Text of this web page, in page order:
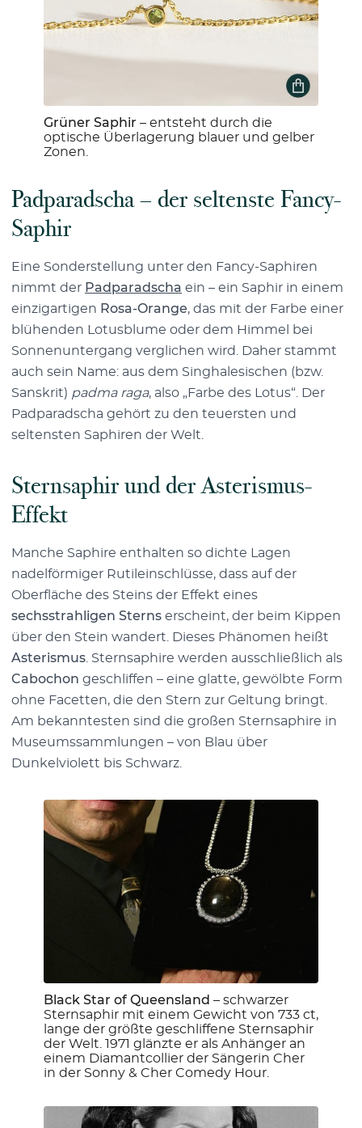
Grüner Saphir – entsteht durch die
optische Überlagerung blauer und gelber
Zonen.
Padparadscha – der seltenste Fancy-
Saphir
Eine Sonderstellung unter den Fancy-Saphiren
nimmt der Padparadscha ein – ein Saphir in einem
einzigartigen Rosa-Orange, das mit der Farbe einer
blühenden Lotusblume oder dem Himmel bei
Sonnenuntergang verglichen wird. Daher stammt
auch sein Name: aus dem Singhalesischen (bzw.
Sanskrit) padma raga, also „Farbe des Lotus“. Der
Padparadscha gehört zu den teuersten und
seltensten Saphiren der Welt.
Sternsaphir und der Asterismus-
Effekt
Manche Saphire enthalten so dichte Lagen
nadelförmiger Rutileinschlüsse, dass auf der
Oberfläche des Steins der Effekt eines
sechsstrahligen Sterns erscheint, der beim Kippen
über den Stein wandert. Dieses Phänomen heißt
Asterismus. Sternsaphire werden ausschließlich als
Cabochon geschliffen – eine glatte, gewölbte Form
ohne Facetten, die den Stern zur Geltung bringt.
Am bekanntesten sind die großen Sternsaphire in
Museumssammlungen – von Blau über
Dunkelviolett bis Schwarz.
Black Star of Queensland – schwarzer
Sternsaphir mit einem Gewicht von 733 ct,
lange der größte geschliffene Sternsaphir
der Welt. 1971 glänzte er als Anhänger an
einem Diamantcollier der Sängerin Cher
in der Sonny & Cher Comedy Hour.